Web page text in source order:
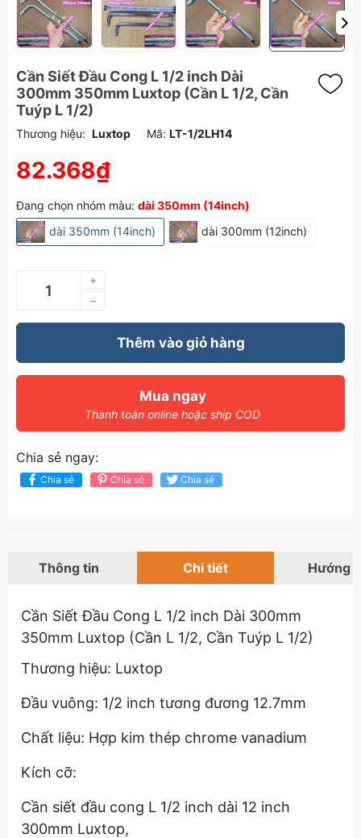
Cần Siết Đầu Cong L 1/2 inch Dài
300mm 350mm Luxtop (Cần L 1/2, Cần
Tuýp L 1/2)
Thương hiệu: Luxtop Mã: LT-1/2LH14
82.368₫
Đang chọn nhóm màu: dài 350mm (14inch)
dài 350mm (14inch)
dài 300mm (12inch)
–
+
Thêm vào giỏ hàng
Mua ngay
Thanh toán online hoặc ship COD
Chia sẻ ngay:
Chia sẻ Chia sẻ Chia sẻ
Thông tin Chi tiết Hướng
Cần Siết Đầu Cong L 1/2 inch Dài 300mm
350mm Luxtop (Cần L 1/2, Cần Tuýp L 1/2)
Thương hiệu: Luxtop
Đầu vuông: 1/2 inch tương đương 12.7mm
Chất liệu: Hợp kim thép chrome vanadium
Kích cỡ:
Cần siết đầu cong L 1/2 inch dài 12 inch
300mm Luxtop,